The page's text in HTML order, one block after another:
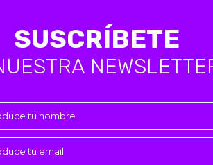
SUSCRÍBETE